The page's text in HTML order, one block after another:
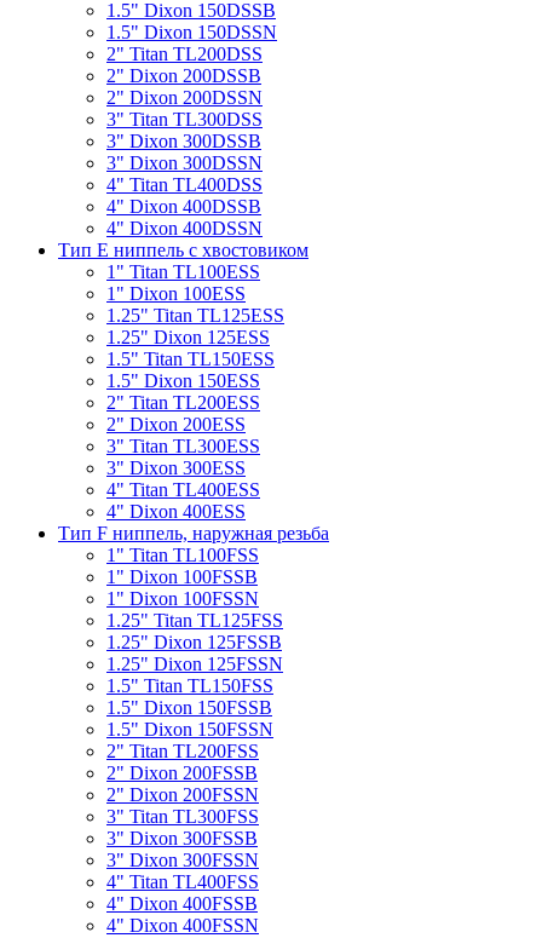
1.5" Dixon 150DSSB
1.5" Dixon 150DSSN
2" Titan TL200DSS
2" Dixon 200DSSB
2" Dixon 200DSSN
3" Titan TL300DSS
3" Dixon 300DSSB
3" Dixon 300DSSN
4" Titan TL400DSS
4" Dixon 400DSSB
4" Dixon 400DSSN
Тип Е ниппель с хвостовиком
1" Titan TL100ESS
1" Dixon 100ESS
1.25" Titan TL125ESS
1.25" Dixon 125ESS
1.5" Titan TL150ESS
1.5" Dixon 150ESS
2" Titan TL200ESS
2" Dixon 200ESS
3" Titan TL300ESS
3" Dixon 300ESS
4" Titan TL400ESS
4" Dixon 400ESS
Тип F ниппель, наружная резьба
1" Titan TL100FSS
1" Dixon 100FSSB
1" Dixon 100FSSN
1.25" Titan TL125FSS
1.25" Dixon 125FSSB
1.25" Dixon 125FSSN
1.5" Titan TL150FSS
1.5" Dixon 150FSSB
1.5" Dixon 150FSSN
2" Titan TL200FSS
2" Dixon 200FSSB
2" Dixon 200FSSN
3" Titan TL300FSS
3" Dixon 300FSSB
3" Dixon 300FSSN
4" Titan TL400FSS
4" Dixon 400FSSB
4" Dixon 400FSSN